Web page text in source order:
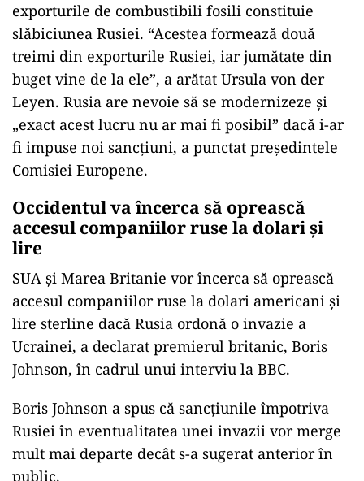
exporturile de combustibili fosili constituie
slăbiciunea Rusiei. “Acestea formează două
treimi din exporturile Rusiei, iar jumătate din
buget vine de la ele”, a arătat Ursula von der
Leyen. Rusia are nevoie să se modernizeze şi
„exact acest lucru nu ar mai fi posibil” dacă i-ar
fi impuse noi sancţiuni, a punctat președintele
Comisiei Europene.
Occidentul va încerca să oprească
accesul companiilor ruse la dolari și
lire
SUA şi Marea Britanie vor încerca să oprească
accesul companiilor ruse la dolari americani şi
lire sterline dacă Rusia ordonă o invazie a
Ucrainei, a declarat premierul britanic, Boris
Johnson, în cadrul unui interviu la BBC.
Boris Johnson a spus că sancţiunile împotriva
Rusiei în eventualitatea unei invazii vor merge
mult mai departe decât s-a sugerat anterior în
public.